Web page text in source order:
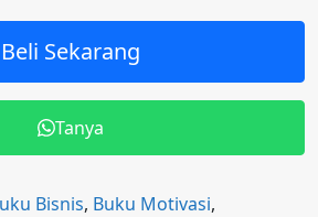
Beli Sekarang
Tanya
Bisnis, Buku Motivasi,